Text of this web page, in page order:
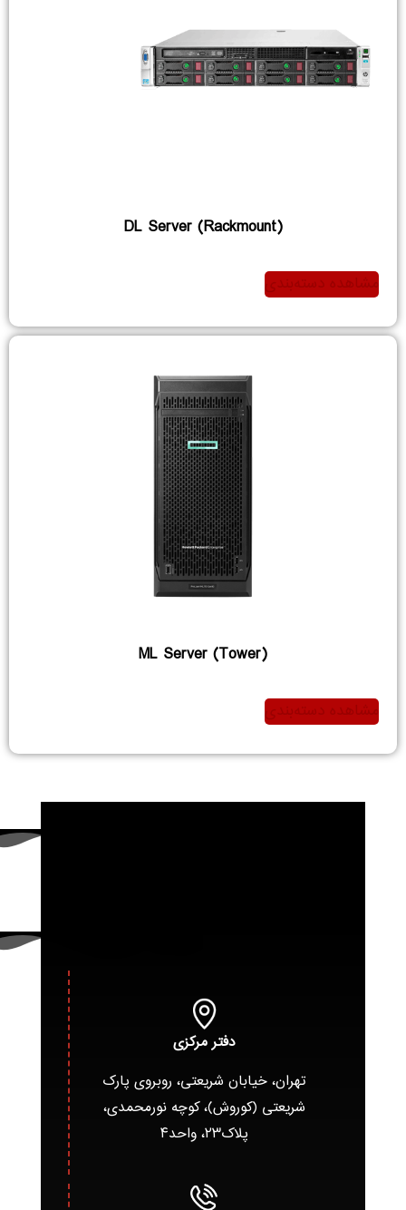
DL Server (Rackmount)
مشاهده دسته‌بندی
ML Server (Tower)
مشاهده دسته‌بندی
دفتر مرکزی
تهران، خیابان شریعتی، روبروی پارک
شریعتی (کوروش)، کوچه نورمحمدی،
پلاک۲۳، واحد۴